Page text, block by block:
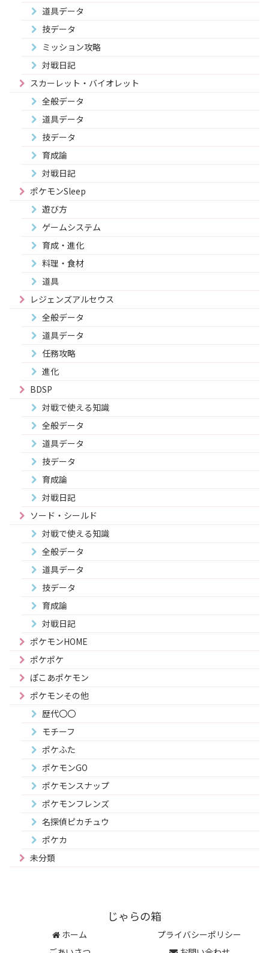
道具データ
技データ
ミッション攻略
対戦日記
スカーレット・バイオレット
全般データ
道具データ
技データ
育成論
対戦日記
ポケモンSleep
遊び方
ゲームシステム
育成・進化
料理・食材
道具
レジェンズアルセウス
全般データ
道具データ
任務攻略
進化
BDSP
対戦で使える知識
全般データ
道具データ
技データ
育成論
対戦日記
ソード・シールド
対戦で使える知識
全般データ
道具データ
技データ
育成論
対戦日記
ポケモンHOME
ポケポケ
ぽこあポケモン
ポケモンその他
歴代〇〇
モチーフ
ポケふた
ポケモンGO
ポケモンスナップ
ポケモンフレンズ
名探偵ピカチュウ
ポケカ
未分類
じゃらの箱
ホーム
プライバシーポリシー